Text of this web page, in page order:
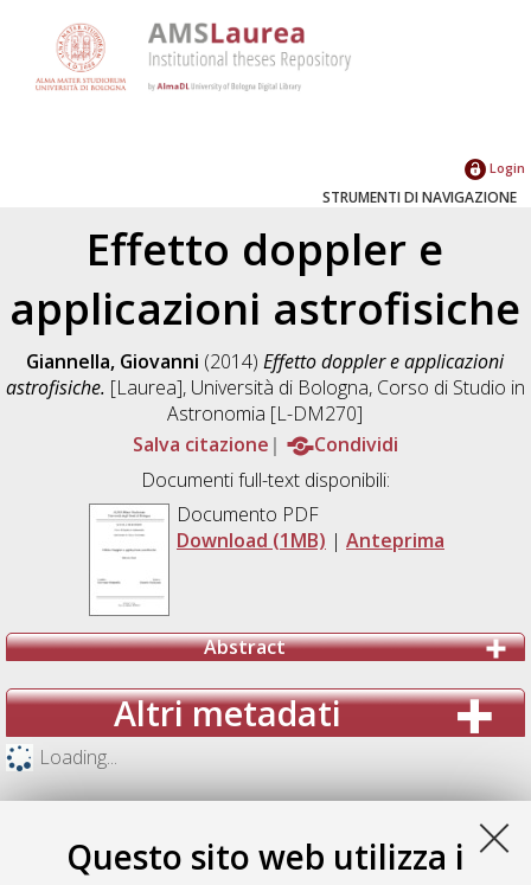
Questo sito web utilizza i
Login
STRUMENTI DI NAVIGAZIONE
Effetto doppler e
applicazioni astrofisiche
Giannella, Giovanni (2014)Effetto doppler e applicazioni
astrofisiche. [Laurea], Università di Bologna, Corso di Studio in
Astronomia [L-DM270]
Salva citazione
Condividi
Documenti full-text disponibili:
Documento PDF
Download (1MB) | Anteprima
Abstract
Altri metadati
Loading...